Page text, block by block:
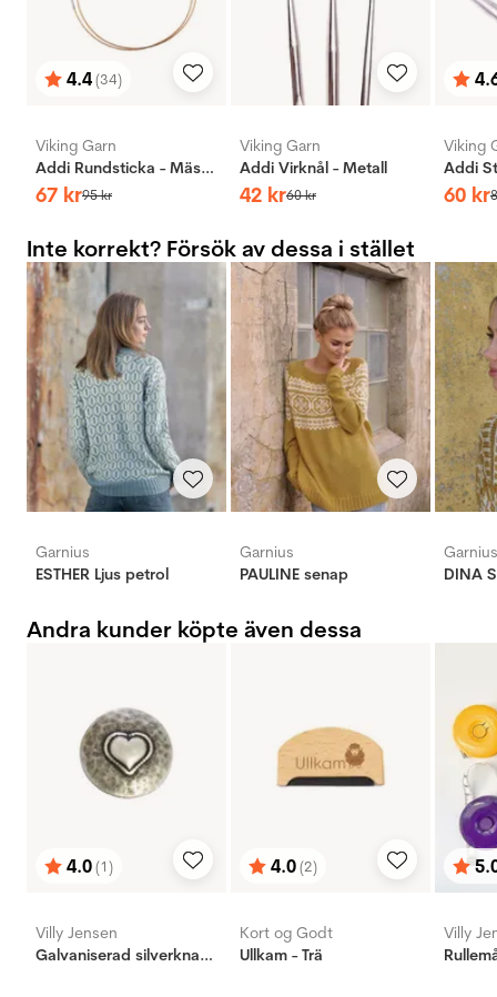
Betyg:
4.4(34)
utav 5 stjärnor
Viking Garn
Addi Rundsticka - Mässing
67 kr95kr
Viking Garn
Addi Virknål - Metall
42 kr60kr
utav
Viking
60 kr
Inte korrekt? Försök av dessa i stället
Garnius
ESTHER Ljus petrol
Garnius
PAULINE senap
Garnius
DINA
Andra kunder köpte även dessa
Betyg:
4.0(1)
utav 5 stjärnor
Villy Jensen
Galvaniserad silverknapp, hjärta 23mm
Betyg:
4.0(2)
utav 5 stjärnor
Kort og Godt
Ullkam - Trä
utav
Villy